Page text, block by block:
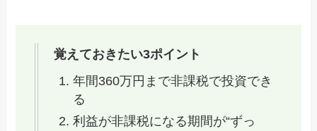
覚えておきたい3ポイント
年間360万円まで非課税で投資でき
る
利益が非課税になる期間が“ずっ